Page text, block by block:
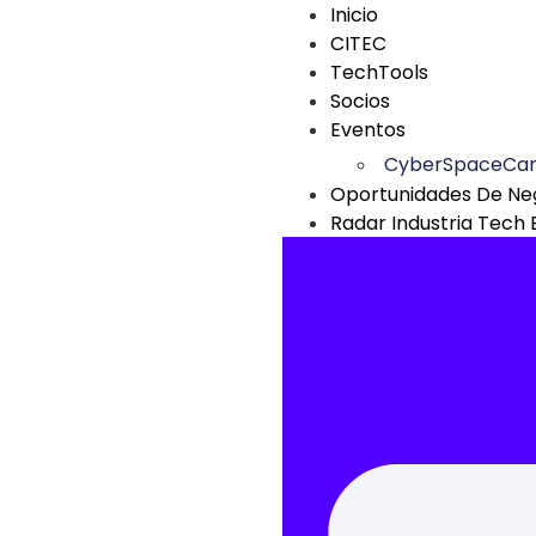
Inicio
CITEC
TechTools
Socios
Eventos
Oportunidades De
Radar Industria Tech